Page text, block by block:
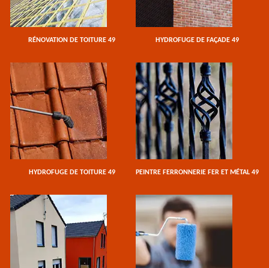
RÉNOVATION DE TOITURE 49 HYDROFUGE DE FAÇADE 49
HYDROFUGE DE TOITURE 49 PEINTRE FERRONNERIE FER ET MÉTAL 49